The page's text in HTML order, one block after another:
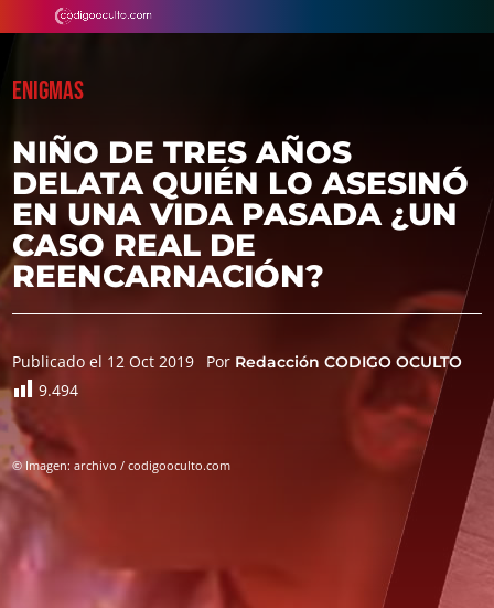
ENIGMAS
NIÑO DE TRES AÑOS
DELATA QUIÉN LO ASESINÓ
EN UNA VIDA PASADA ¿UN
CASO REAL DE
REENCARNACIÓN?
Publicado el 12 Oct 2019 Por Redacción CODIGO OCULTO
9.494
© Imagen: archivo / codigooculto.com